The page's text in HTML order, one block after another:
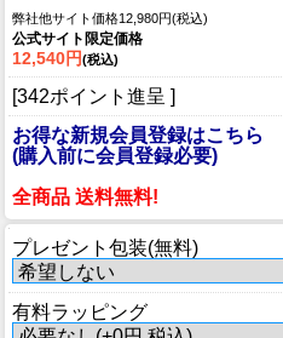
弊社他サイト価格12,980円(税込)
公式サイト限定価格
12,540円(税込)
[342ポイント進呈 ]
お得な新規会員登録はこちら
(購入前に会員登録必要)
全商品 送料無料!
プレゼント包装(無料)
有料ラッピング